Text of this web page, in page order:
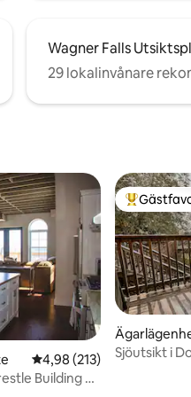
Wagner Falls
29 lokalinvånare
4,98 av 5 i genomsnittligt
4,98 (213)
Building –
Populär
Sjöutsikt i